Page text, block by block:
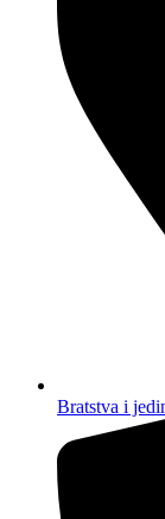
Bratstva i